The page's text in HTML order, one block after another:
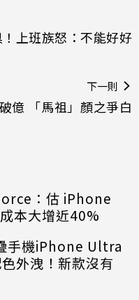
上班族怒：不能好好
下一則
億 「馬祖」顏之爭白
：估 iPhone
本大增近40%
手機iPhone Ultra
外洩！新款沒有